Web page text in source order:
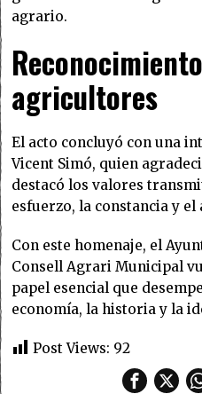
agrario.
agricultores
El acto concluyó con una
Vicent Simó, quien
destacó los valores
esfuerzo, la constancia y
Con este homenaje, el
Consell Agrari Municipal
papel esencial que
economía, la historia y la
Post Views: 92